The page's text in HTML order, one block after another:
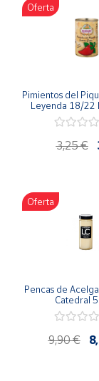
Ubicación
Canarias,
Oferta
Pimientos del
Leyenda 18/22
3,25 €
Oferta
Pencas de
Catedral
9,90 €